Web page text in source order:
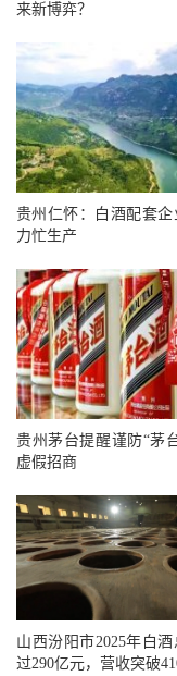
来新博弈？
贵州仁怀：白酒配套企
力忙生产
贵州茅台提醒谨防“茅
虚假招商
山西汾阳市2025年白
过290亿元，营收突破